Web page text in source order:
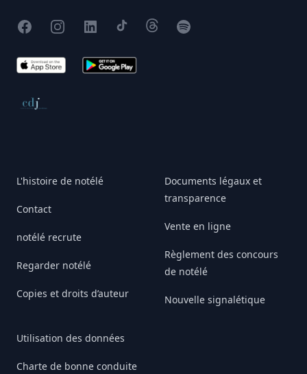
FacebookInstagram
X TikTokThreadsSpotify
App Store Google Play
Conseil de déontologie journalistique
L'histoire de notélé
Contact
notélé recrute
Regarder notélé
Copies et droits d’auteur
Utilisation des données
Charte de bonne conduite
Documents légaux et
transparence
Vente en ligne
Règlement des concours
de notélé
Nouvelle signalétique